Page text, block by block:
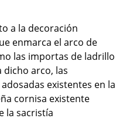
a la decoración
enmarca el arco de
las importas de ladrillo
dicho arco, las
existentes en la
cornisa existente
la sacristía